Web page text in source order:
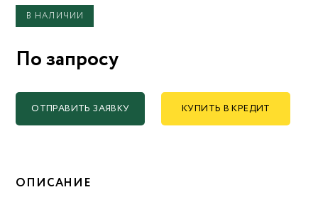
В НАЛИЧИИ
По запросу
ОТПРАВИТЬ ЗАЯВКУ КУПИТЬ В КРЕДИТ
ОПИСАНИЕ